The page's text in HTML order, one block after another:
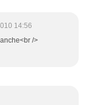
14:56
/>